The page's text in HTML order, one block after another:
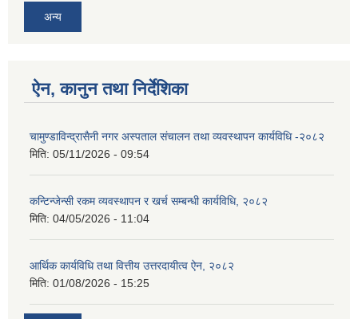
अन्य
ऐन, कानुन तथा निर्देशिका
चामुण्डाविन्द्रासैनी नगर अस्पताल संचालन तथा व्यवस्थापन कार्यविधि -२०८२
मिति: 05/11/2026 - 09:54
कन्टिन्जेन्सी रकम व्यवस्थापन र खर्च सम्बन्धी कार्यविधि, २०८२
मिति: 04/05/2026 - 11:04
आर्थिक कार्यविधि तथा वित्तीय उत्तरदायीत्व ऐन, २०८२
मिति: 01/08/2026 - 15:25